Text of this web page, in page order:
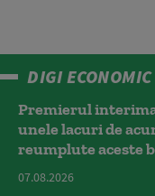
DIGI ECONOMIC
Premierul
unele lacuri de
reumplute aceste
07.08.2026